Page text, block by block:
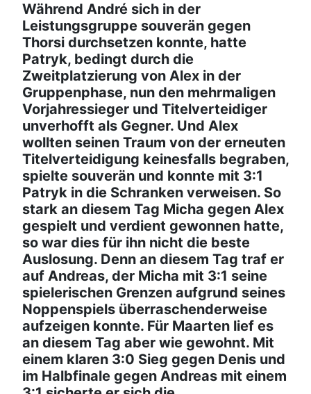
Während André sich in der
Leistungsgruppe souverän gegen
Thorsi durchsetzen konnte, hatte
Patryk, bedingt durch die
Zweitplatzierung von Alex in der
Gruppenphase, nun den mehrmaligen
Vorjahressieger und Titelverteidiger
unverhofft als Gegner. Und Alex
wollten seinen Traum von der erneuten
Titelverteidigung keinesfalls begraben,
spielte souverän und konnte mit 3:1
Patryk in die Schranken verweisen. So
stark an diesem Tag Micha gegen Alex
gespielt und verdient gewonnen hatte,
so war dies für ihn nicht die beste
Auslosung. Denn an diesem Tag traf er
auf Andreas, der Micha mit 3:1 seine
spielerischen Grenzen aufgrund seines
Noppenspiels überraschenderweise
aufzeigen konnte. Für Maarten lief es
an diesem Tag aber wie gewohnt. Mit
einem klaren 3:0 Sieg gegen Denis und
im Halbfinale gegen Andreas mit einem